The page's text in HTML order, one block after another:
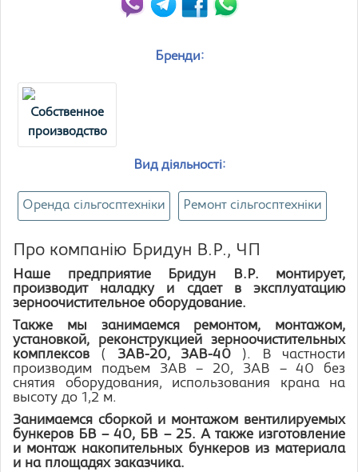
Бренди:
Собственное
производство
Вид діяльності:
Оренда сільгосптехніки Ремонт сільгосптехніки
Про компанію Бридун В.Р., ЧП
Наше предприятие Бридун В.Р. монтирует,
производит наладку и сдает в эксплуатацию
зерноочистительное оборудование.
Также мы занимаемся ремонтом, монтажом,
установкой, реконструкцией зерноочистительных
комплексов ( ЗАВ-20, ЗАВ-40 ). В частности
производим подъем ЗАВ – 20, ЗАВ – 40 без
снятия оборудования, использования крана на
высоту до 1,2 м.
Занимаемся сборкой и монтажом вентилируемых
бункеров БВ – 40, БВ – 25. А также изготовление
и монтаж накопительных бункеров из материала
и на площадях заказчика.